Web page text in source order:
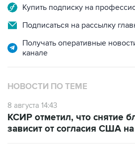
Купить подписку на
Подписаться на рассылку
Получать оперативные
канале
НОВОСТИ ПО ТЕМЕ
8 августа 14:43
КСИР отметил, что снятие
зависит от согласия США